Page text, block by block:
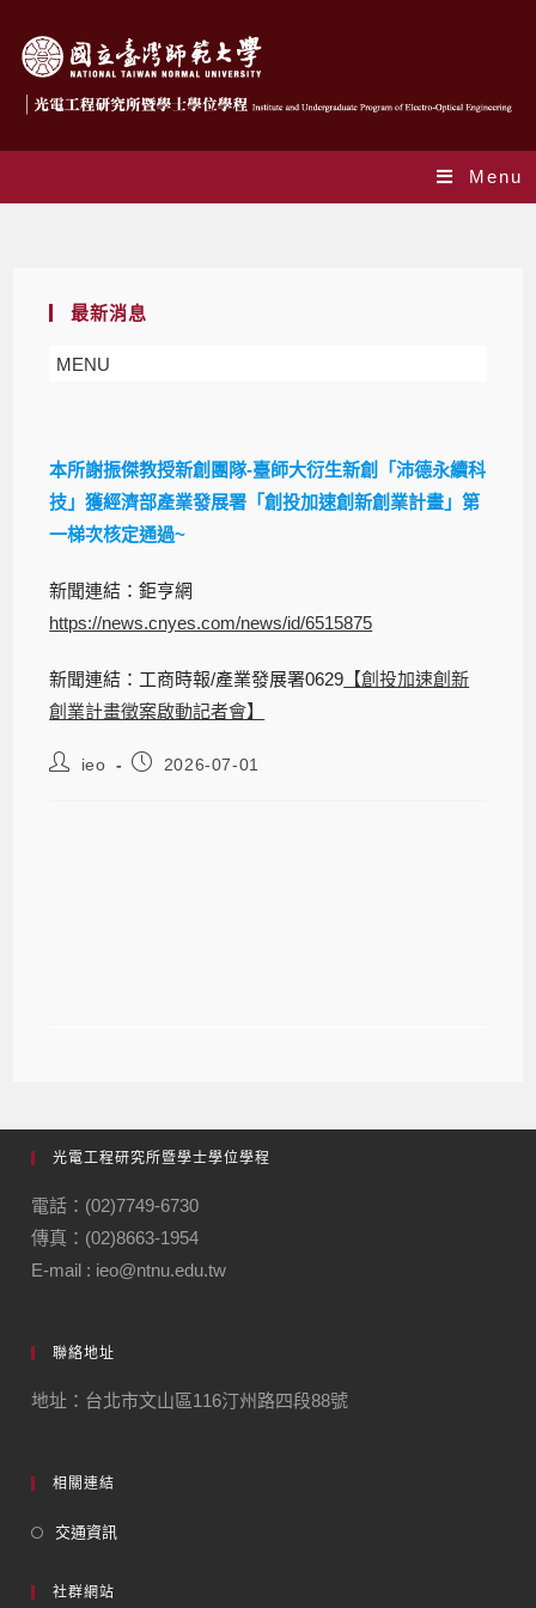
Menu
最新消息
MENU
本所謝振傑教授新創團隊-臺師大衍生新創「沛德永續科
技」獲經濟部產業發展署「創投加速創新創業計畫」第
一梯次核定通過~
新聞連結：鉅亨網
https://news.cnyes.com/news/id/6515875
新聞連結：工商時報/產業發展署0629 【創投加速創新
創業計畫徵案啟動記者會】
ieo 2026-07-01
光電工程研究所暨學士學位學程
電話：(02)7749-6730
傳真：(02)8663-1954
E-mail : ieo@ntnu.edu.tw
聯絡地址
地址：台北市文山區116汀州路四段88號
相關連結
交通資訊
社群網站